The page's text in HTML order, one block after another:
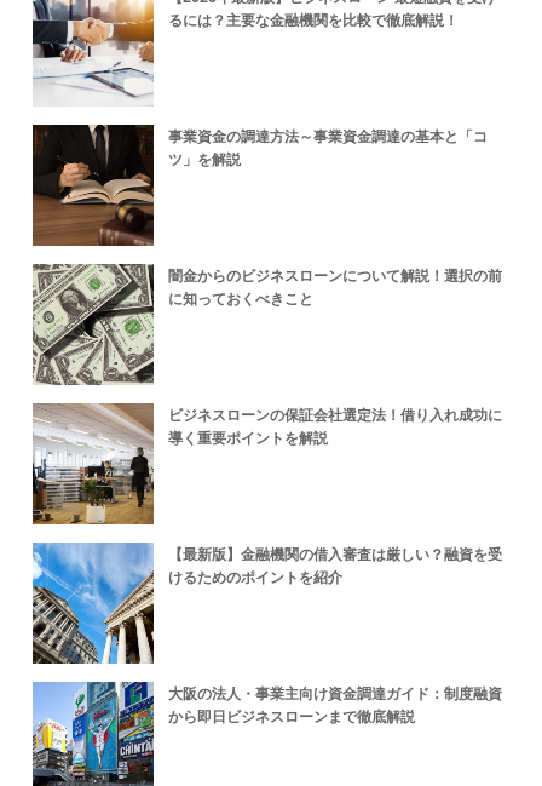
るには？主要な金融機関を比較で徹底解説！
事業資金の調達方法～事業資金調達の基本と「コ
ツ」を解説
闇金からのビジネスローンについて解説！選択の前
に知っておくべきこと
ビジネスローンの保証会社選定法！借り入れ成功に
導く重要ポイントを解説
【最新版】金融機関の借入審査は厳しい？融資を受
けるためのポイントを紹介
大阪の法人・事業主向け資金調達ガイド：制度融資
から即日ビジネスローンまで徹底解説